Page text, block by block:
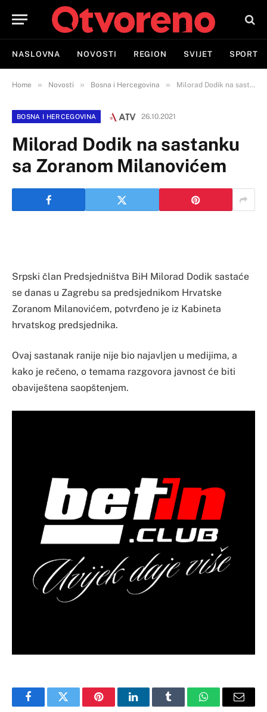
NASLOVNA NOVOSTI REGION SVIJET SPORT
Home » Novosti » Bosna i Hercegovina » Milorad Dodik na sastanku sa Zoranom Milanovićem
BOSNA I HERCEGOVINA 26.10.2021
Milorad Dodik na sastanku
sa Zoranom Milanovićem
Srpski član Predsjedništva BiH Milorad Dodik sastaće
se danas u Zagrebu sa predsjednikom Hrvatske
Zoranom Milanovićem, potvrđeno je iz Kabineta
hrvatskog predsjednika.
Ovaj sastanak ranije nije bio najavljen u medijima, a
kako je rečeno, o temama razgovora javnost će biti
obaviještena saopštenjem.
FacebookTwitter PinterestLinkedInTumblr WhatsAppEmail